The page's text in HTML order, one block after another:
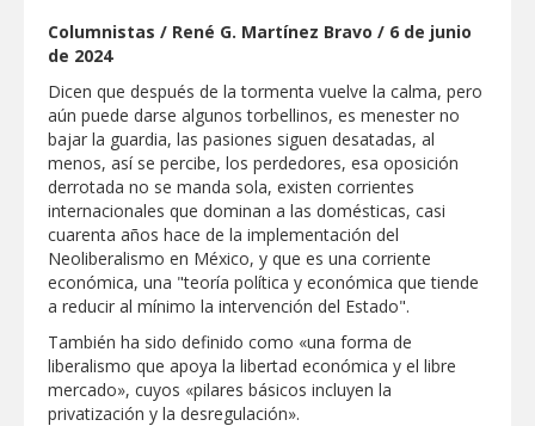
LABORES DE ATENCIÓN PARA REDUCIR
Lleva gobierno de Reynosa programa
"Acción y Conciencia" a colonia
Integración Familiar
CARMEN LILIA CANTUROSAS LE
CUMPLE A FAMILIAS DEL PONIENTE:
ABREN INSCRIPCIONES PARA NUEVA
PRIMARIA EN EL PROGRESO
Entrega SEBIEN paquetes alimentarios
en Tampico
FORTALECE IMJUVE SALUD MENTAL DE
JÓVENES CON TERAPIAS PSICOLÓGICAS
GRATUITAS
Llama Carlos Peña Ortiz a realizar
investigación en tema de la refinería
Columnistas / René G. Martínez Bravo / 6 de junio
de 2024
Dicen que después de la tormenta vuelve la calma, pero
aún puede darse algunos torbellinos, es menester no
bajar la guardia, las pasiones siguen desatadas, al
menos, así se percibe, los perdedores, esa oposición
derrotada no se manda sola, existen corrientes
internacionales que dominan a las domésticas, casi
cuarenta años hace de la implementación del
Neoliberalismo en México, y que es una corriente
económica, una "teoría política y económica que tiende
a reducir al mínimo la intervención del Estado".
También ha sido definido como «una forma de
liberalismo que apoya la libertad económica y el libre
mercado», cuyos «pilares básicos incluyen la
privatización y la desregulación».